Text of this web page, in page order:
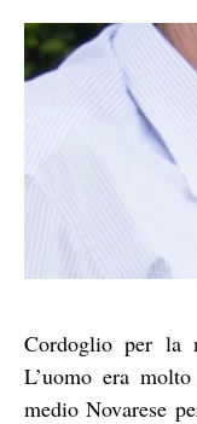
Cordoglio per la
L’uomo era
medio Novarese